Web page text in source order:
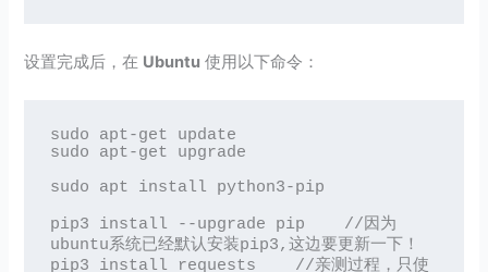
设置完成后，在 Ubuntu 使用以下命令：
sudo apt-get update
sudo apt-get upgrade
sudo apt install python3-pip
pip3 install --upgrade pip    //因为
ubuntu系统已经默认安装pip3,这边要更新一下！
pip3 install requests    //亲测过程，只使